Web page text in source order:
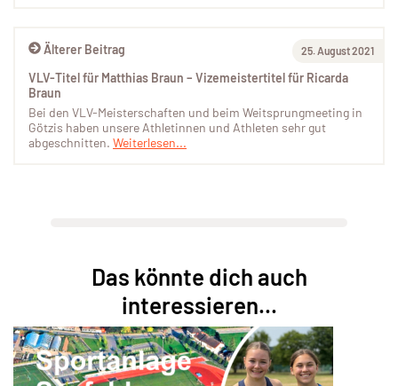
Älterer Beitrag 25. August 2021
VLV-Titel für Matthias Braun – Vizemeistertitel für Ricarda
Braun
Bei den VLV-Meisterschaften und beim Weitsprungmeeting in
Götzis haben unsere Athletinnen und Athleten sehr gut
abgeschnitten. Weiterlesen...
Das könnte dich auch
interessieren...